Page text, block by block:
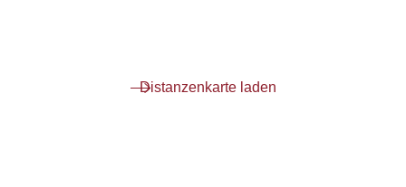
Distanzenkarte laden